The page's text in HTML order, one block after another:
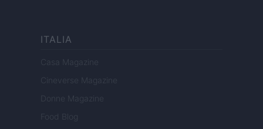
ITALIA
Casa Magazine
Cineverse Magazine
Donne Magazine
Food Blog